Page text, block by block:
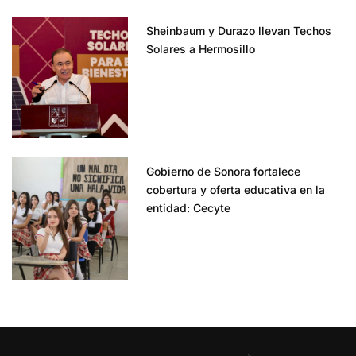
Sheinbaum y Durazo llevan Techos
Solares a Hermosillo
Gobierno de Sonora fortalece
cobertura y oferta educativa en la
entidad: Cecyte